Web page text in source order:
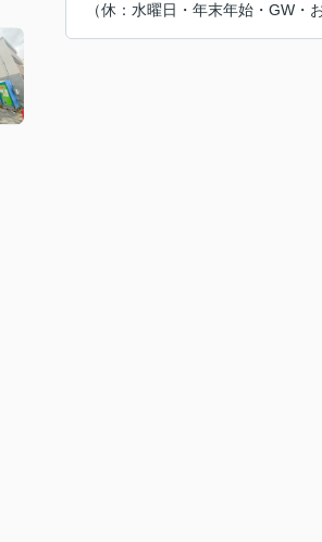
（休：水曜日・年末年始・GW・お